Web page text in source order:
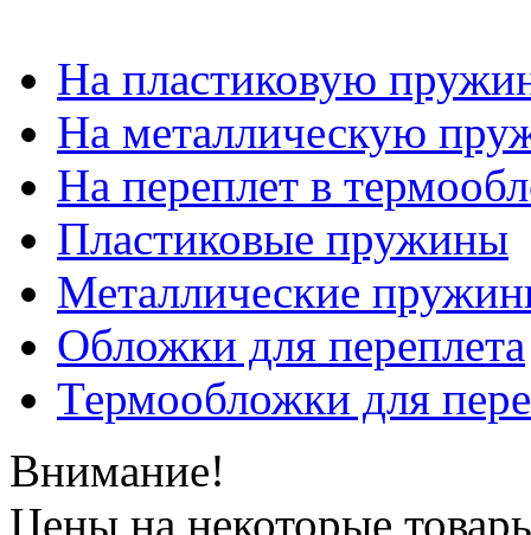
На пластиковую
На металлическую
На переплет в
Пластиковые пружины
Металлические
Обложки для переплета
Термообложки для
Внимание!
Цены на некоторые